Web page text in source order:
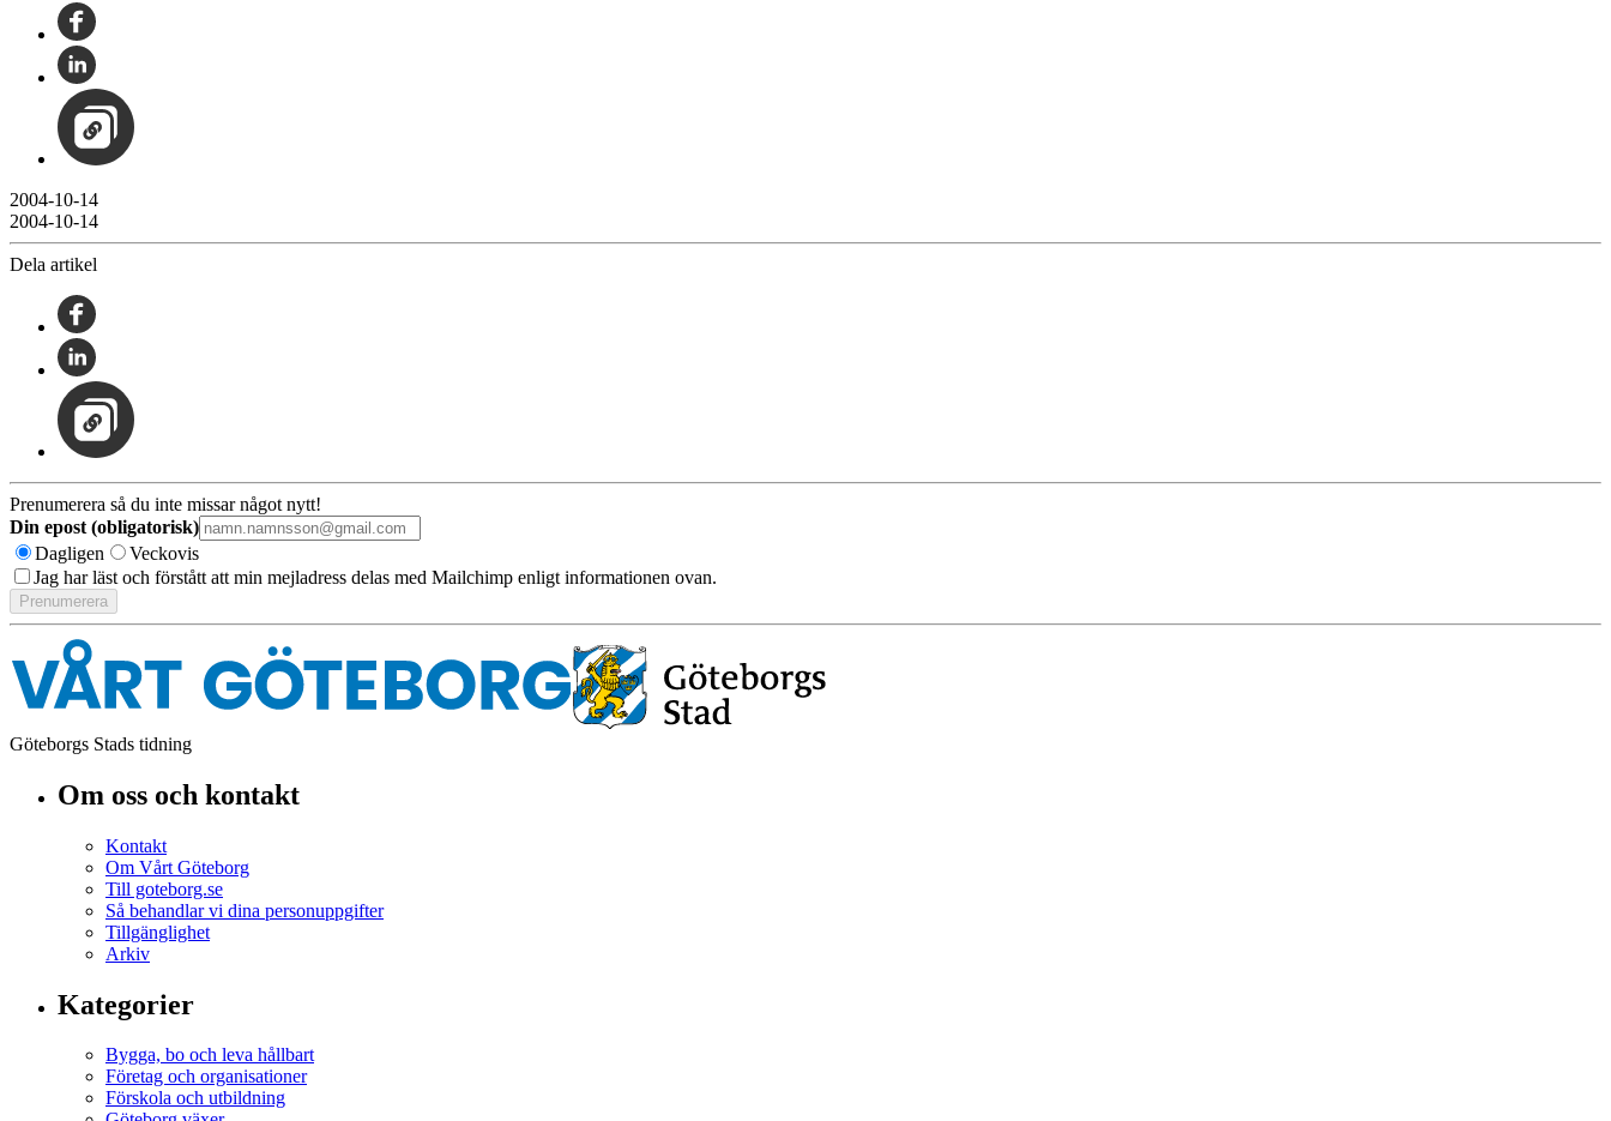
2004-10-14
2004-10-14
Dela artikel
Prenumerera så du inte missar något nytt!
Din epost (obligatorisk)
Dagligen
Veckovis
Jag har läst och förstått att min mejladress delas med Mailchimp enligt informationen ovan.
Göteborgs Stads tidning
Om oss och kontakt
Kontakt
Om Vårt Göteborg
Till goteborg.se
Så behandlar vi dina personuppgifter
Tillgänglighet
Arkiv
Kategorier
Bygga, bo och leva hållbart
Företag och organisationer
Förskola och utbildning